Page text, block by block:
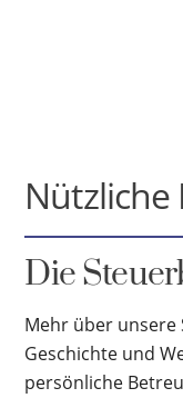
Die
Mehr über unsere
Geschichte und
persönliche